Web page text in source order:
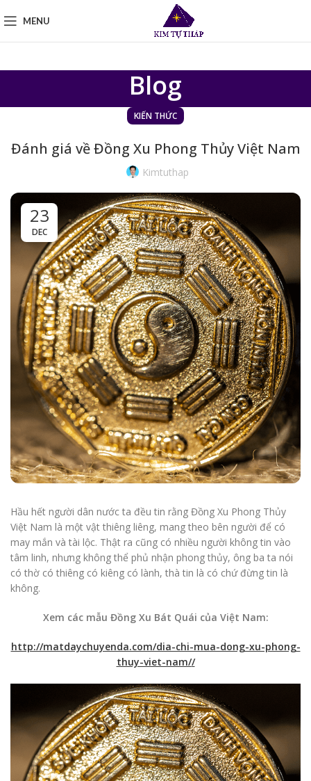
MENU
Blog
KIẾN THỨC
Đánh giá về Đồng Xu Phong Thủy Việt Nam
Kimtuthap
23
DEC
Hầu hết người dân nước ta đều tin rằng Đồng Xu Phong Thủy
Việt Nam là một vật thiêng liêng, mang theo bên người để có
may mắn và tài lộc. Thật ra cũng có nhiều người không tin vào
tâm linh, nhưng không thể phủ nhận phong thủy, ông ba ta nói
có thờ có thiêng có kiêng có lành, thà tin là có chứ đừng tin là
không.
Xem các mẫu Đồng Xu Bát Quái của Việt Nam:
http://matdaychuyenda.com/dia-chi-mua-dong-xu-phong-
thuy-viet-nam//